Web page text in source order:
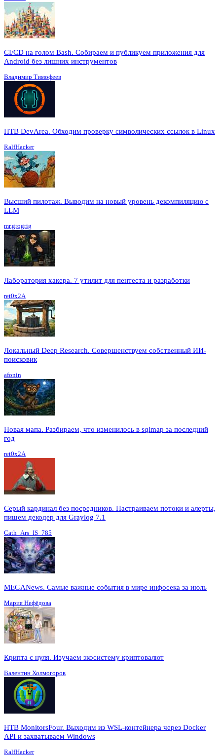
CI/CD на голом Bash. Собираем и публикуем приложения для
Android без лишних инструментов
Владимир Тимофеев
HTB DevArea. Обходим проверку символических ссылок в Linux
RalfHacker
Высший пилотаж. Выводим на новый уровень декомпиляцию с
LLM
mr.grogrig
Лаборатория хакера. 7 утилит для пентеста и разработки
ret0x2A
Локальный Deep Research. Совершенствуем собственный ИИ-
поисковик
afonin
Новая мапа. Разбираем, что изменилось в sqlmap за последний
год
ret0x2A
Серый кардинал без посредников. Настраиваем потоки и алерты,
пишем декодер для Graylog 7.1
Cath_Ars_IS_785
MEGANews. Cамые важные события в мире инфосека за июль
Мария Нефёдова
Крипта с нуля. Изучаем экосистему криптовалют
Валентин Холмогоров
HTB MonitorsFour. Выходим из WSL-контейнера через Docker
API и захватываем Windows
RalfHacker